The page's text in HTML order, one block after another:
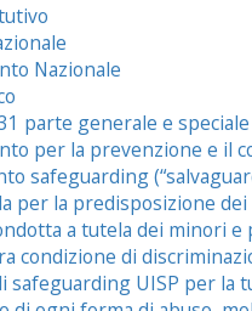
Nazionale
parte generale e speciale
per la prevenzione e il
safeguarding
per la predisposizione
a tutela dei minori
condizione di
safeguarding UISP per la